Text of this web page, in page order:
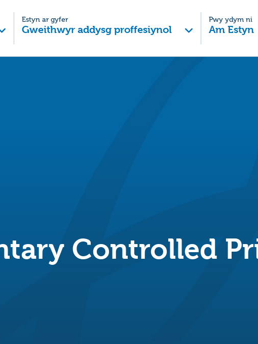
Estyn ar gyfer
Gweithwyr addysg proffesiynol
Pwy ydym ni
Am Estyn
Controlled